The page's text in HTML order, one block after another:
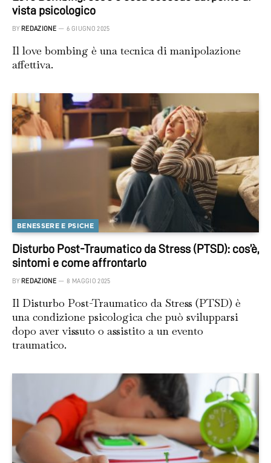
vista psicologico
BY REDAZIONE 6 GIUGNO 2025
Il love bombing è una tecnica di manipolazione
affettiva.
BENESSERE E PSICHE
Disturbo Post-Traumatico da Stress (PTSD): cos’è,
sintomi e come affrontarlo
BY REDAZIONE 8 MAGGIO 2025
Il Disturbo Post-Traumatico da Stress (PTSD) è
una condizione psicologica che può svilupparsi
dopo aver vissuto o assistito a un evento
traumatico.